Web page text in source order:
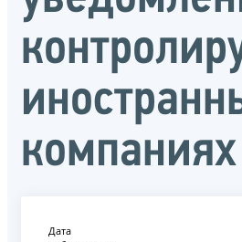
компаниях
Дата